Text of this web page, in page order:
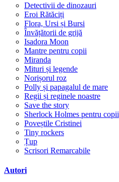
Detectivii de dinozauri
Eroi Rătăciți
Flora, Ursi și Bursi
Învățătorii de grijă
Isadora Moon
Mantre pentru copii
Miranda
Mituri și legende
Norișorul roz
Polly și papagalul de mare
Regii și reginele noastre
Save the story
Sherlock Holmes pentru copii
Poveștile Cristinei
Tiny rockers
Țup
Scrisori Remarcabile
Autori